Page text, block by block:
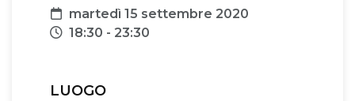
Data
martedì 15 settembre 2020
Orari
18:30 - 23:30
LUOGO